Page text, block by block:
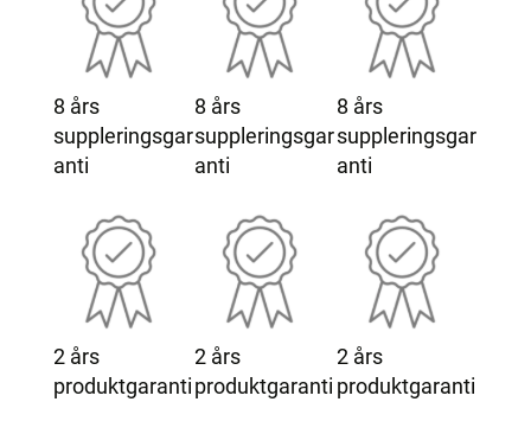
8 års
suppleringsgar
anti
2 års
produktgaranti
8 års
suppleringsgar
anti
2 års
produktgaranti
8 års
suppleringsgar
anti
2 års
produktgaranti